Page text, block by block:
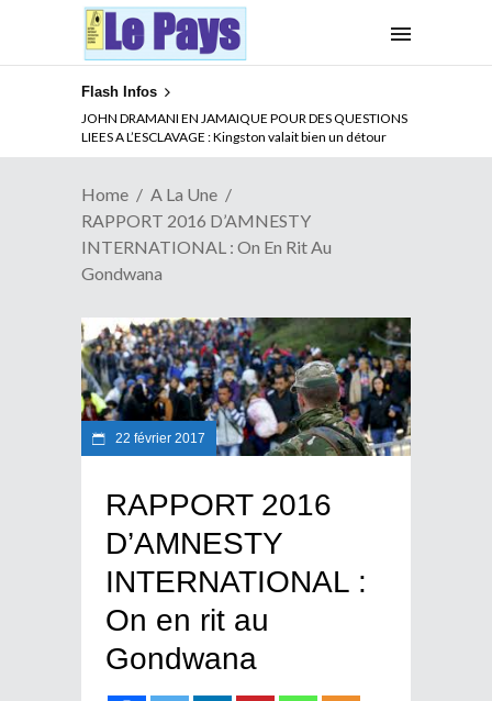
Flash Infos
ABSENCE PROLONGEE DE PAUL BIYA DU CAMEROUN :
Qui pilote le Cameroun ?
Home
A La Une
RAPPORT 2016 D’AMNESTY
INTERNATIONAL : On En Rit Au
Gondwana
22 février 2017
RAPPORT 2016
D’AMNESTY
INTERNATIONAL :
On en rit au
Gondwana